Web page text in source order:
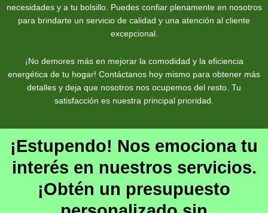
necesidades y a tu bolsillo. Puedes confiar plenamente en nosotros
para brindarte un servicio de calidad y una atención al cliente
excepcional.
¡No demores más en mejorar la comodidad y la eficiencia
energética de tu hogar! Contáctanos hoy mismo para obtener más
detalles y deja que nosotros nos ocupemos del resto. Tu
satisfacción es nuestra principal prioridad.
¡Estupendo! Nos emociona tu
interés en nuestros servicios.
¡Obtén un presupuesto